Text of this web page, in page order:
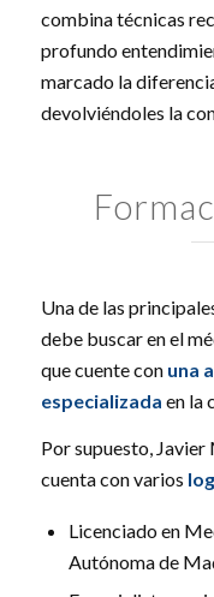
combina técnicas
profundo
marcado la
devolviéndoles la
Una de las
debe buscar en el
que cuente con una
especializada en la
Por supuesto,
cuenta con varios
Licenciado en
Autónoma de